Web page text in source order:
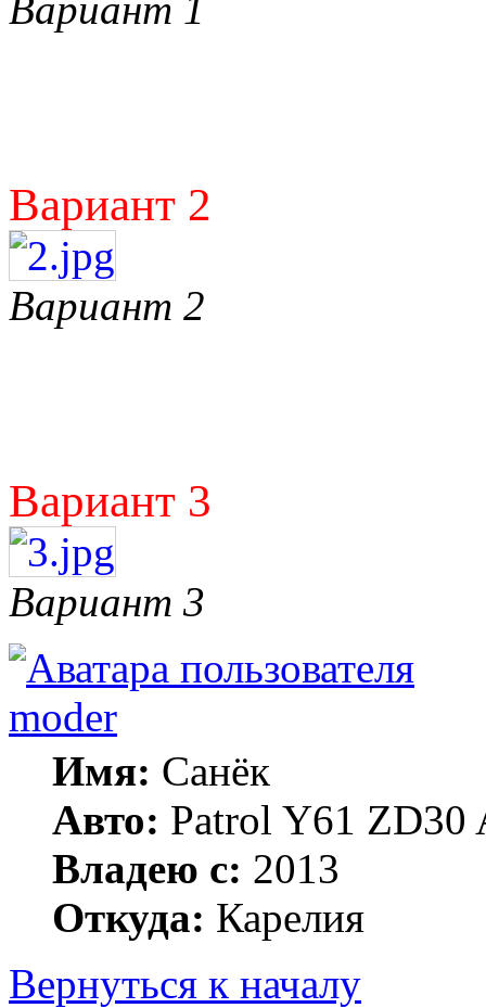
Вариант 2
Вариант 2
Вариант 3
Вариант 3
moder
Имя: Санёк
Авто: Patrol Y61 ZD30
Владею с: 2013
Откуда: Карелия
Вернуться к началу